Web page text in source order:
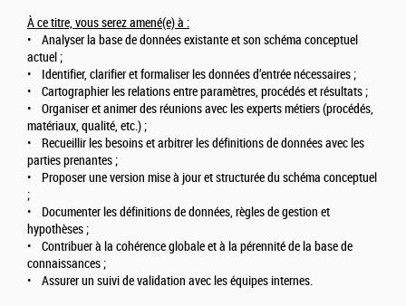
À ce titre, vous serez amené(e) à :
• Analyser la base de données existante et son schéma conceptuel
actuel ;
• Identifier, clarifier et formaliser les données d’entrée nécessaires ;
• Cartographier les relations entre paramètres, procédés et résultats ;
• Organiser et animer des réunions avec les experts métiers (procédés,
matériaux, qualité, etc.) ;
• Recueillir les besoins et arbitrer les définitions de données avec les
parties prenantes ;
• Proposer une version mise à jour et structurée du schéma conceptuel
;
• Documenter les définitions de données, règles de gestion et
hypothèses ;
• Contribuer à la cohérence globale et à la pérennité de la base de
connaissances ;
• Assurer un suivi de validation avec les équipes internes.